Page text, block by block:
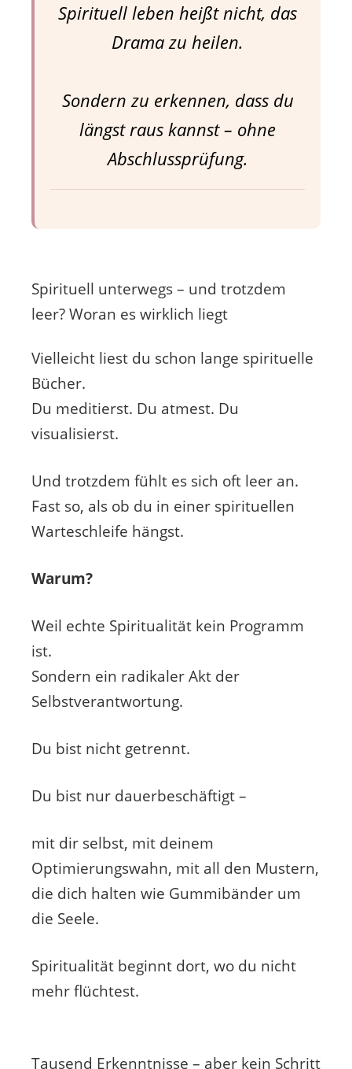
Spirituell leben heißt nicht, das
Drama zu heilen.
Sondern zu erkennen, dass du
längst raus kannst – ohne
Abschlussprüfung.
Spirituell unterwegs – und trotzdem
leer? Woran es wirklich liegt
Vielleicht liest du schon lange spirituelle
Bücher.
Du meditierst. Du atmest. Du
visualisierst.
Und trotzdem fühlt es sich oft leer an.
Fast so, als ob du in einer spirituellen
Warteschleife hängst.
Warum?
Weil echte Spiritualität kein Programm
ist.
Sondern ein radikaler Akt der
Selbstverantwortung.
Du bist nicht getrennt.
Du bist nur dauerbeschäftigt –
mit dir selbst, mit deinem
Optimierungswahn, mit all den Mustern,
die dich halten wie Gummibänder um
die Seele.
Spiritualität beginnt dort, wo du nicht
mehr flüchtest.
Tausend Erkenntnisse – aber kein Schritt